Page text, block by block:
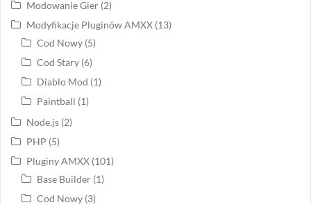
Modowanie Gier (2)
Modyfikacje Pluginów AMXX (13)
Cod Nowy (5)
Cod Stary (6)
Diablo Mod (1)
Paintball (1)
Node.js (2)
PHP (5)
Pluginy AMXX (101)
Base Builder (1)
Cod Nowy (3)